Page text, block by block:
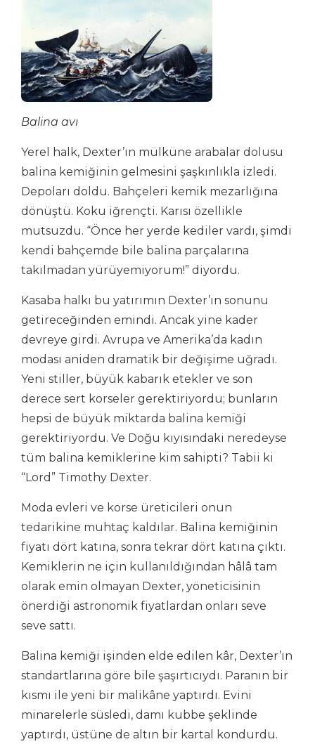
Balina avı
Yerel halk, Dexter’ın mülküne arabalar dolusu
balina kemiğinin gelmesini şaşkınlıkla izledi.
Depoları doldu. Bahçeleri kemik mezarlığına
dönüştü. Koku iğrençti. Karısı özellikle
mutsuzdu. “Önce her yerde kediler vardı, şimdi
kendi bahçemde bile balina parçalarına
takılmadan yürüyemiyorum!” diyordu.
Kasaba halkı bu yatırımın Dexter’ın sonunu
getireceğinden emindi. Ancak yine kader
devreye girdi. Avrupa ve Amerika’da kadın
modası aniden dramatik bir değişime uğradı.
Yeni stiller, büyük kabarık etekler ve son
derece sert korseler gerektiriyordu; bunların
hepsi de büyük miktarda balina kemiği
gerektiriyordu. Ve Doğu kıyısındaki neredeyse
tüm balina kemiklerine kim sahipti? Tabii ki
“Lord” Timothy Dexter.
Moda evleri ve korse üreticileri onun
tedarikine muhtaç kaldılar. Balina kemiğinin
fiyatı dört katına, sonra tekrar dört katına çıktı.
Kemiklerin ne için kullanıldığından hâlâ tam
olarak emin olmayan Dexter, yöneticisinin
önerdiği astronomik fiyatlardan onları seve
seve sattı.
Balina kemiği işinden elde edilen kâr, Dexter’ın
standartlarına göre bile şaşırtıcıydı. Paranın bir
kısmı ile yeni bir malikâne yaptırdı. Evini
minarelerle süsledi, damı kubbe şeklinde
yaptırdı, üstüne de altın bir kartal kondurdu.